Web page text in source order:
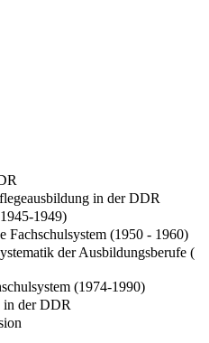
in der DDR
1949)
Fachschulsystem (1950 - 1960)
der Ausbildungsberufe (
(1974-1990)
in der DDR